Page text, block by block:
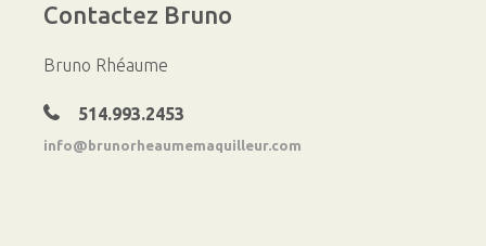
Contactez Bruno
Bruno Rhéaume
514.993.2453
info@brunorheaumemaquilleur.com